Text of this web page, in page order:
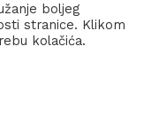
u Salzburgu,
Vorarlberg
boljeg
stranice. Klikom
kolačića.